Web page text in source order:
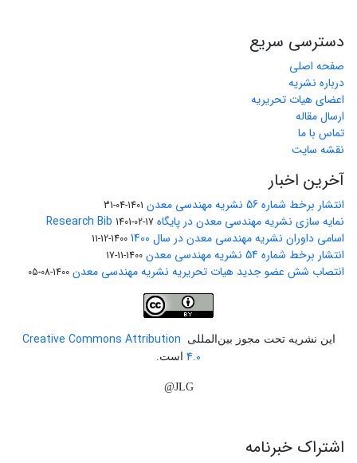
دسترسی سریع
صفحه اصلی
درباره نشریه
اعضای هیات تحریریه
ارسال مقاله
تماس با ما
نقشه سایت
آخرین اخبار
انتشار برخط شماره 56 نشریه مهندسی معدن 1401-04-31
نمایه سازی نشریه مهندسی معدن در پایگاه Research Bib 1401-02-17
اسامی داوران نشریه مهندسی معدن در سال 1400 1400-12-11
انتشار برخط شماره 54 نشریه مهندسی معدن 1400-11-17
انتصاب شش عضو جدید هیات تحریریه نشریه مهندسی معدن 1400-08-05
این نشریه تحت مجوز بین‌المللی
Creative Commons Attribution
4.0 است.
JLG@
اشتراک خبرنامه